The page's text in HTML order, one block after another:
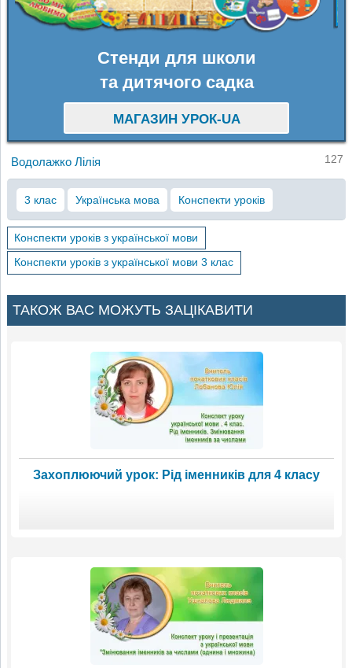
Стенди для школи
та дитячого садка
МАГАЗИН УРОК-UA
Водолажко Лілія 127
3 клас Українська мова Конспекти уроків
Конспекти уроків з української мови
Конспекти уроків з української мови 3 клас
ТАКОЖ ВАС МОЖУТЬ ЗАЦІКАВИТИ
Захоплюючий урок: Рід іменників для 4 класу